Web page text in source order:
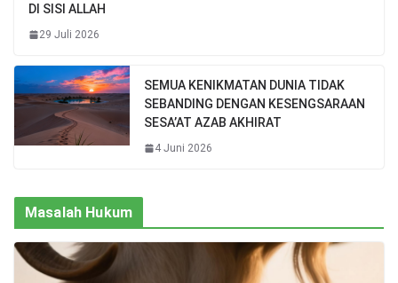
DI SISI ALLAH
29 Juli 2026
SEMUA KENIKMATAN DUNIA TIDAK
SEBANDING DENGAN KESENGSARAAN
SESA’AT AZAB AKHIRAT
4 Juni 2026
Masalah Hukum